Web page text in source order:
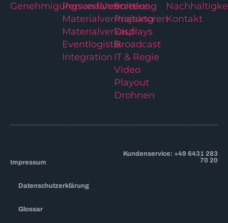
Genehmigungsverfahren
Personalvermittlung
Materialvermietung
Materialverkauf
Eventlogistik
Integration
Screens
Projektoren
Displays
Broadcast
IT & Regie
Video
Playout
Drohnen
Kontakt
Impressum
Datenschutzerklärung
Glossar
Kundenservice: +49 6431 283
70 20